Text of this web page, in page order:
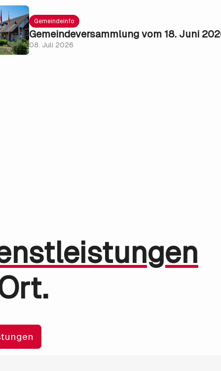
Gemeindeinfo
Gemeindeversammlung vom 18. Juni
08. Juli 2026